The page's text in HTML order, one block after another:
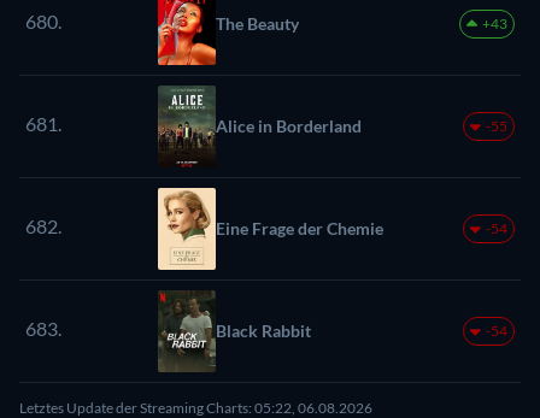
680. The Beauty +43
681. Alice in Borderland -55
682. Eine Frage der Chemie -54
683. Black Rabbit -54
Letztes Update der Streaming Charts: 05:22, 06.08.2026